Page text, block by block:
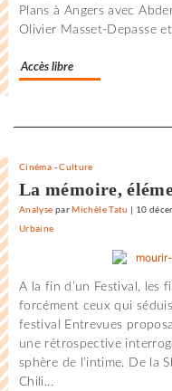
Plans à Angers avec
Olivier Masset-Depasse
Accès libre
Separateur
Cinéma -Culture
La mémoire,
Analyse parMichèle Tatu | 10
Urbaine
A la fin d’un Festival, les
forcément ceux qui
festival Entrevues
une rétrospective
sphère de l’intime. De la
Chili...